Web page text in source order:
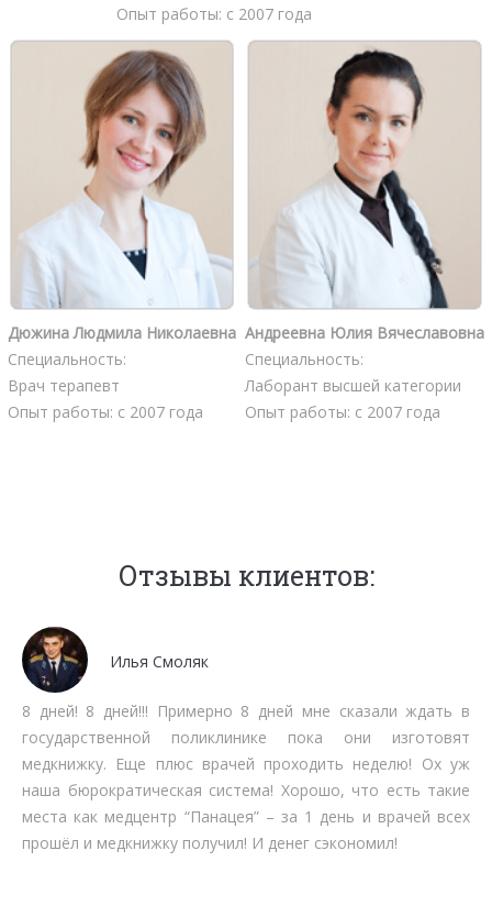
Опыт работы: с 2007 года
Дюжина Людмила Николаевна
Специальность:
Врач терапевт
Опыт работы: с 2007 года
Андреевна Юлия Вячеславовна
Специальность:
Лаборант высшей категории
Опыт работы: с 2007 года
Отзывы клиентов:
Мочалов Дмитрий
Мне как бизнесмену нет времени тратить на стояние в
очередях. Работают быстро, качественно, вменяемо по
срокам прохождения. Рекомендую.